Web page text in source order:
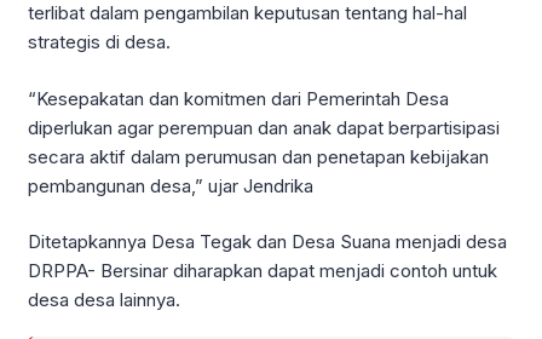
terlibat dalam pengambilan keputusan tentang hal-hal
strategis di desa.
“Kesepakatan dan komitmen dari Pemerintah Desa
diperlukan agar perempuan dan anak dapat berpartisipasi
secara aktif dalam perumusan dan penetapan kebijakan
pembangunan desa,” ujar Jendrika
Ditetapkannya Desa Tegak dan Desa Suana menjadi desa
DRPPA- Bersinar diharapkan dapat menjadi contoh untuk
desa desa lainnya.